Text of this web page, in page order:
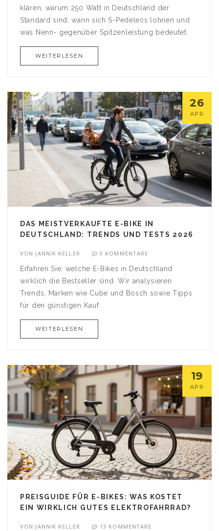
klären, warum 250 Watt in Deutschland der
Standard sind, wann sich S-Pedelecs lohnen und
was Nenn- gegenüber Spitzenleistung bedeutet.
WEITERLESEN
26
APR
DAS MEISTVERKAUFTE E-BIKE IN
DEUTSCHLAND: TRENDS UND TESTS 2026
VON JANNIK KELLER 0 KOMMENTARE
Erfahren Sie, welche E-Bikes in Deutschland
wirklich die Bestseller sind. Wir analysieren
Trends, Marken wie Cube und Bosch sowie Tipps
für den günstigen Kauf.
WEITERLESEN
19
APR
PREISGUIDE FÜR E-BIKES: WAS KOSTET
EIN WIRKLICH GUTES ELEKTROFAHRRAD?
VON JANNIK KELLER 13 KOMMENTARE